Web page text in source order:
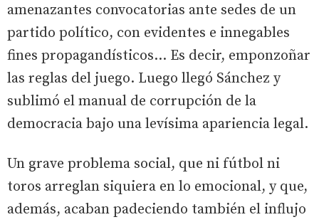
amenazantes convocatorias ante sedes de un
partido político, con evidentes e innegables
fines propagandísticos… Es decir, emponzoñar
las reglas del juego. Luego llegó Sánchez y
sublimó el manual de corrupción de la
democracia bajo una levísima apariencia legal.
Un grave problema social, que ni fútbol ni
toros arreglan siquiera en lo emocional, y que,
además, acaban padeciendo también el influjo